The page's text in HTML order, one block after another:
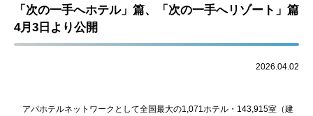
「次の一手へホテル」篇、「次の一手へリゾート」篇
4月3日より公開
2026.04.02
アパホテルネットワークとして全国最大の1,071ホテル・143,915室（建